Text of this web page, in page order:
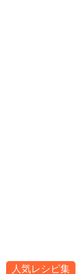
人気レシピ集